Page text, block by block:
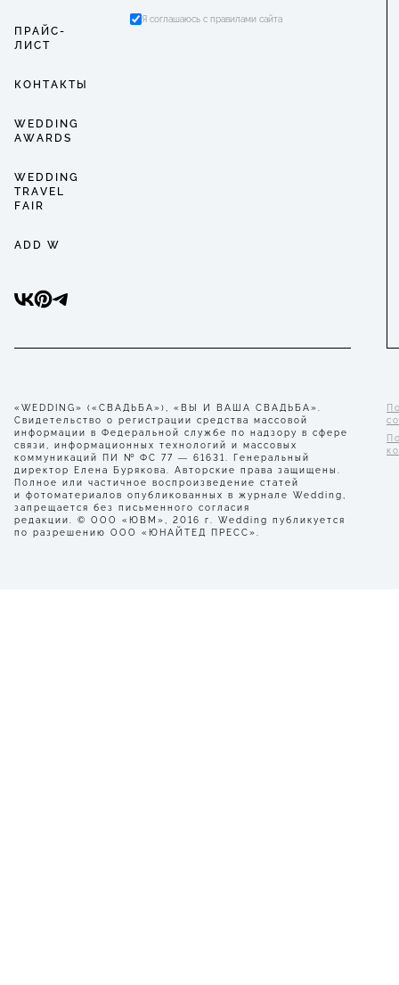
ПРАЙС-
ЛИСТ
КОНТАКТЫ
WEDDING
AWARDS
WEDDING
TRAVEL
FAIR
ADD W
Я соглашаюсь с правилами сайта
«WEDDING» («СВАДЬБА»), «ВЫ И ВАША СВАДЬБА».
Свидетельство о регистрации средства массовой
информации в Федеральной службе по надзору в сфере
связи, информационных технологий и массовых
коммуникаций ПИ № ФС 77 — 61631. Генеральный
директор Елена Бурякова. Авторские права защищены.
Полное или частичное воспроизведение статей
и фотоматериалов опубликованных в журнале Wedding,
запрещается без письменного согласия
редакции. © ООО «ЮВМ», 2016 г. Wedding публикуется
по разрешению ООО «ЮНАЙТЕД ПРЕСС».